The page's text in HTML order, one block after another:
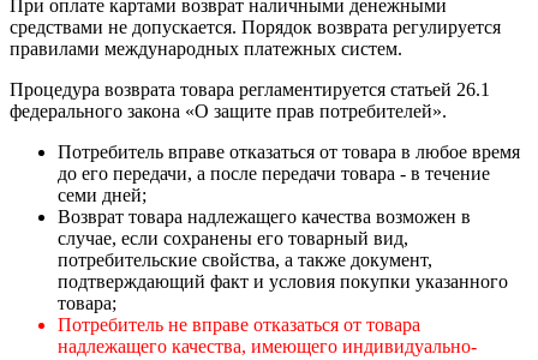
При оплате картами возврат наличными денежными
средствами не допускается. Порядок возврата регулируется
правилами международных платежных систем.
Процедура возврата товара регламентируется статьей 26.1
федерального закона «О защите прав потребителей».
Потребитель вправе отказаться от товара в любое время
до его передачи, а после передачи товара - в течение
семи дней;
Возврат товара надлежащего качества возможен в
случае, если сохранены его товарный вид,
потребительские свойства, а также документ,
подтверждающий факт и условия покупки указанного
товара;
Потребитель не вправе отказаться от товара
надлежащего качества, имеющего индивидуально-